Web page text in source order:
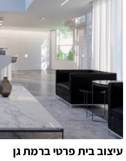
עיצוב בית פרטי ברמת גן